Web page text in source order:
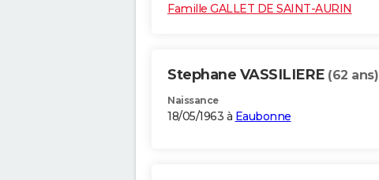
Famille GALLET DE SAINT-AURIN
Stephane VASSILIERE (62 ans)
Naissance
18/05/1963 à Eaubonne